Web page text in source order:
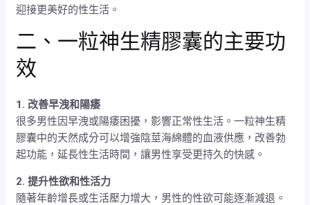
迎接更美好的性生活。
二、一粒神生精膠囊的主要功
效
1. 改善早洩和陽痿
很多男性因早洩或陽痿困擾，影響正常性生活。一粒神生精
膠囊中的天然成分可以增強陰莖海綿體的血液供應，改善勃
起功能，延長性生活時間，讓男性享受更持久的快感。
2. 提升性欲和性活力
隨著年齡增長或生活壓力增大，男性的性欲可能逐漸減退。